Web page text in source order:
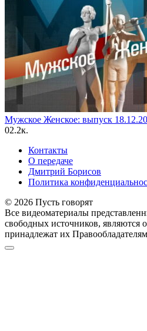
Мужское Женское: выпуск
02.2к.
Контакты
О передаче
Дмитрий Борисов
Политика
© 2026 Пусть говорят
Все видеоматериалы
свободных источников, являются
принадлежат их